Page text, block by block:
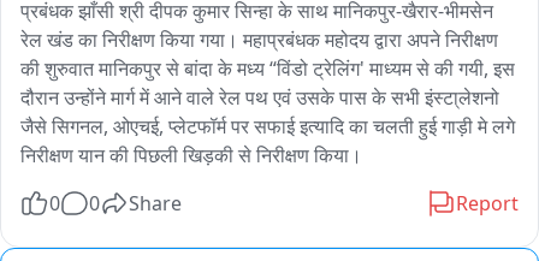
प्रबंधक झाँसी श्री दीपक कुमार सिन्हा के साथ मानिकपुर-खैरार-भीमसेन
रेल खंड का निरीक्षण किया गया। महाप्रबंधक महोदय द्वारा अपने निरीक्षण
की शुरुवात मानिकपुर से बांदा के मध्य “विंडो ट्रेलिंग' माध्यम से की गयी, इस
दौरान उन्होंने मार्ग में आने वाले रेल पथ एवं उसके पास के सभी इंस्टा्लेशनो
जैसे सिगनल, ओएचई, प्लेटफॉर्म पर सफाई इत्यादि का चलती हुई गाड़ी मे लगे
निरीक्षण यान की पिछली खिड़की से निरीक्षण किया।
0
0 Share Report